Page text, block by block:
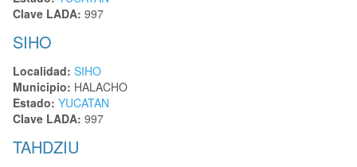
Clave LADA: 997
SIHO
Localidad: SIHO
Municipio: HALACHO
Estado: YUCATAN
Clave LADA: 997
TAHDZIU